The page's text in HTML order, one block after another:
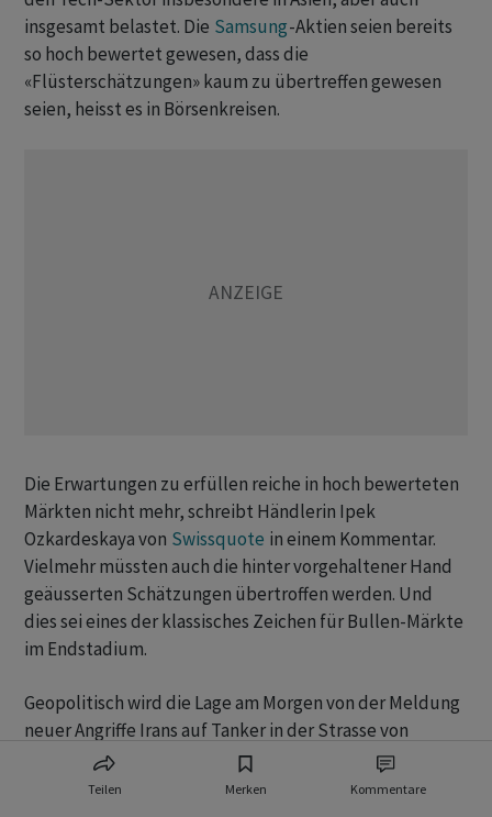
Teilen Merken Kommentare
insgesamt belastet. Die Samsung-Aktien seien bereits
so hoch bewertet gewesen, dass die
«Flüsterschätzungen» kaum zu übertreffen gewesen
seien, heisst es in Börsenkreisen.
Die Erwartungen zu erfüllen reiche in hoch bewerteten
Märkten nicht mehr, schreibt Händlerin Ipek
Ozkardeskaya von Swissquote in einem Kommentar.
Vielmehr müssten auch die hinter vorgehaltener Hand
geäusserten Schätzungen übertroffen werden. Und
dies sei eines der klassisches Zeichen für Bullen-Märkte
im Endstadium.
Geopolitisch wird die Lage am Morgen von der Meldung
neuer Angriffe Irans auf Tanker in der Strasse von
Hormus geprägt. So hat sich der Preis für ein Fass
Brentüber die vergangenen Stunden wieder